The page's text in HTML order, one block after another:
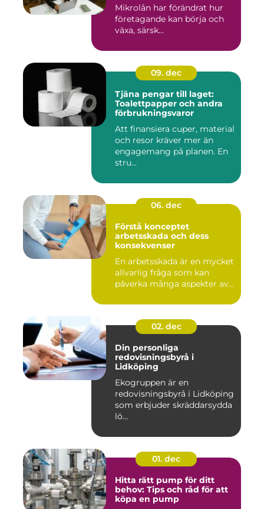
Mikrolån har förändrat hur
företagande kan börja och
växa, särsk...
09. dec
Tjäna pengar till laget:
Toalettpapper och andra
förbrukningsvaror
Att finansiera cuper, material
och resor kräver mer än
engagemang på planen. En
stru...
06. dec
Förstå konceptet
arbetsskada och dess
konsekvenser
En arbetsskada är en mycket
allvarlig fråga som kan
påverka många aspekter av...
02. dec
Din personliga
redovisningsbyrå i
Lidköping
Ekogruppen är en
redovisningsbyrå i Lidköping
som erbjuder skräddarsydda
lö...
01. dec
Hitta rätt pump för ditt
behov: Tips och råd för att
köpa en pump